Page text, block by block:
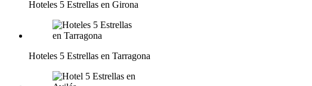
Hoteles 5 Estrellas en Girona
Hoteles 5 Estrellas en Tarragona